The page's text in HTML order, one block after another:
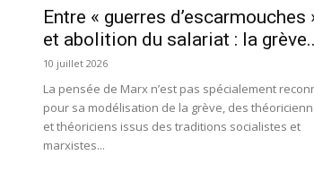
Entre « guerres d’escarmouches
et abolition du salariat : la
10 juillet 2026
La pensée de Marx n’est pas spécialement
pour sa modélisation de la grève, des
et théoriciens issus des traditions socialistes et
marxistes...